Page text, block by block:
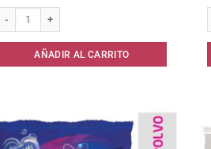
Jabon Zorro Baja Espuma x 400 grs* cantidad
AÑADIR AL CARRITO